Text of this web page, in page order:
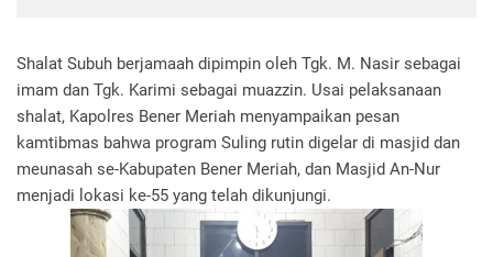
Shalat Subuh berjamaah dipimpin oleh Tgk. M. Nasir sebagai
imam dan Tgk. Karimi sebagai muazzin. Usai pelaksanaan
shalat, Kapolres Bener Meriah menyampaikan pesan
kamtibmas bahwa program Suling rutin digelar di masjid dan
meunasah se-Kabupaten Bener Meriah, dan Masjid An-Nur
menjadi lokasi ke-55 yang telah dikunjungi.